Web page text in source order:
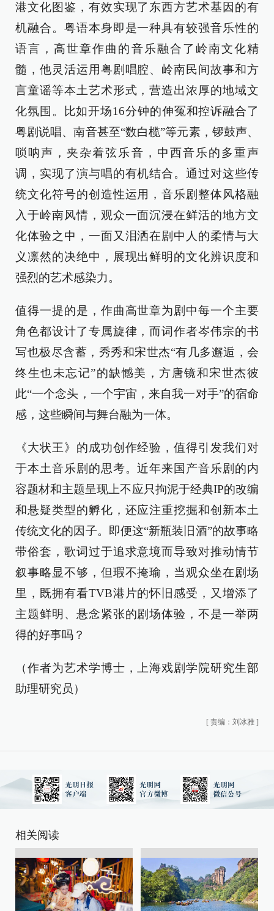
港文化图鉴，有效实现了东西方艺术基因的有
机融合。粤语本身即是一种具有较强音乐性的
语言，高世章作曲的音乐融合了岭南文化精
髓，他灵活运用粤剧唱腔、岭南民间故事和方
言童谣等本土艺术形式，营造出浓厚的地域文
化氛围。比如开场16分钟的伸冤和控诉融合了
粤剧说唱、南音甚至“数白榄”等元素，锣鼓声、
唢呐声，夹杂着弦乐音，中西音乐的多重声
调，实现了演与唱的有机结合。通过对这些传
统文化符号的创造性运用，音乐剧整体风格融
入于岭南风情，观众一面沉浸在鲜活的地方文
化体验之中，一面又泪洒在剧中人的柔情与大
义凛然的决绝中，展现出鲜明的文化辨识度和
强烈的艺术感染力。
值得一提的是，作曲高世章为剧中每一个主要
角色都设计了专属旋律，而词作者岑伟宗的书
写也极尽含蓄，秀秀和宋世杰“有几多邂逅，会
终生也未忘记”的缺憾美，方唐镜和宋世杰彼
此“一个念头，一个宇宙，来自我一对手”的宿命
感，这些瞬间与舞台融为一体。
《大状王》的成功创作经验，值得引发我们对
于本土音乐剧的思考。近年来国产音乐剧的内
容题材和主题呈现上不应只拘泥于经典IP的改编
和悬疑类型的孵化，还应注重挖掘和创新本土
传统文化的因子。即便这“新瓶装旧酒”的故事略
带俗套，歌词过于追求意境而导致对推动情节
叙事略显不够，但瑕不掩瑜，当观众坐在剧场
里，既拥有看TVB港片的怀旧感受，又增添了
主题鲜明、悬念紧张的剧场体验，不是一举两
得的好事吗？
（作者为艺术学博士，上海戏剧学院研究生部
助理研究员）
[ 责编：刘冰雅 ]
相关阅读